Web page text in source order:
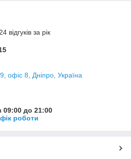
відгуків за рік
офіс 8, Дніпро, Україна
09:00 до 21:00
роботи